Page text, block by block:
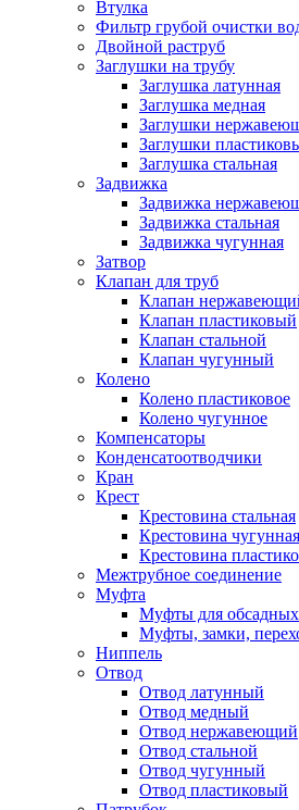
Втулка
Фильтр грубой очистки
Двойной раструб
Заглушки на трубу
Заглушка латунная
Заглушка медная
Заглушки
Заглушки
Заглушка стальная
Задвижка
Задвижка
Задвижка стальная
Задвижка чугунная
Затвор
Клапан для труб
Клапан
Клапан пластиковый
Клапан стальной
Клапан чугунный
Колено
Колено пластиковое
Колено чугунное
Компенсаторы
Конденсатоотводчики
Кран
Крест
Крестовина стальная
Крестовина чугунная
Крестовина
Межтрубное соединение
Муфта
Муфты для
Муфты, замки,
Ниппель
Отвод
Отвод латунный
Отвод медный
Отвод нержавеющий
Отвод стальной
Отвод чугунный
Отвод пластиковый